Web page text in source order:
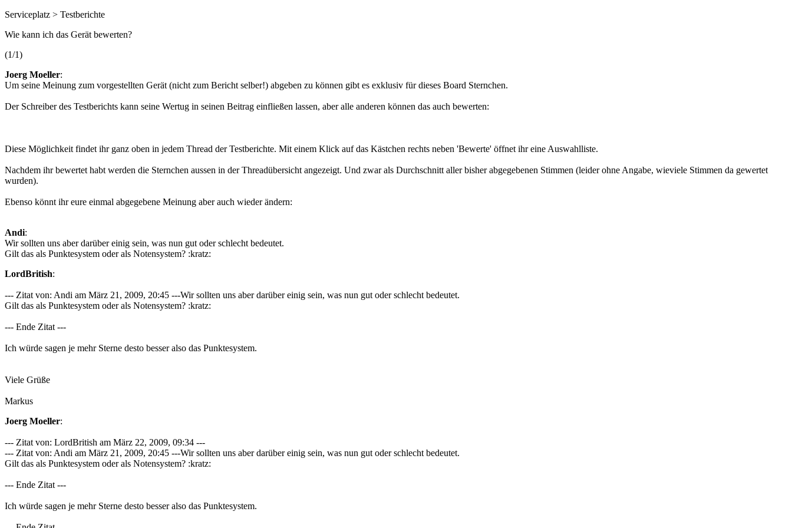
Serviceplatz > Testberichte
Wie kann ich das Gerät bewerten?
(1/1)
Joerg Moeller:
Um seine Meinung zum vorgestellten Gerät (nicht zum Bericht selber!) abgeben zu können gibt es exklusiv für dieses Board Sternchen.
Der Schreiber des Testberichts kann seine Wertug in seinen Beitrag einfließen lassen, aber alle anderen können das auch bewerten:
Diese Möglichkeit findet ihr ganz oben in jedem Thread der Testberichte. Mit einem Klick auf das Kästchen rechts neben 'Bewerte' öffnet ihr eine Auswahlliste.
Nachdem ihr bewertet habt werden die Sternchen aussen in der Threadübersicht angezeigt. Und zwar als Durchschnitt aller bisher abgegebenen Stimmen (leider ohne Angabe, wieviele Stimmen da gewertet
wurden).
Ebenso könnt ihr eure einmal abgegebene Meinung aber auch wieder ändern:
Andi:
Wir sollten uns aber darüber einig sein, was nun gut oder schlecht bedeutet.
Gilt das als Punktesystem oder als Notensystem? :kratz:
LordBritish:
--- Zitat von: Andi am März 21, 2009, 20:45 ---Wir sollten uns aber darüber einig sein, was nun gut oder schlecht bedeutet.
Gilt das als Punktesystem oder als Notensystem? :kratz:
--- Ende Zitat ---
Ich würde sagen je mehr Sterne desto besser also das Punktesystem.
Viele Grüße
Markus
Joerg Moeller:
--- Zitat von: LordBritish am März 22, 2009, 09:34 ---
--- Zitat von: Andi am März 21, 2009, 20:45 ---Wir sollten uns aber darüber einig sein, was nun gut oder schlecht bedeutet.
Gilt das als Punktesystem oder als Notensystem? :kratz:
--- Ende Zitat ---
Ich würde sagen je mehr Sterne desto besser also das Punktesystem.